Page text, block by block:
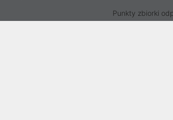
Punkty zbiorki